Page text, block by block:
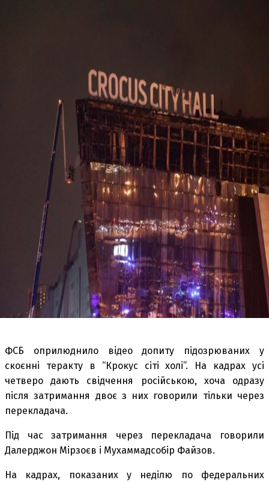
ФСБ оприлюднило відео допиту підозрюваних у
скоєнні теракту в “Крокус сіті холі”. На кадрах усі
четверо дають свідчення російською, хоча одразу
після затримання двоє з них говорили тільки через
перекладача.
Під час затримання через перекладача говорили
Далерджон Мірзоєв і Мухаммадсобір Файзов.
На кадрах, показаних у неділю по федеральних